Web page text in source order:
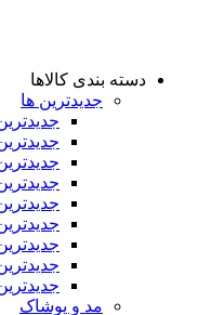
دسته بندی کالاها
جدیدترین ها
مد و پوشاک